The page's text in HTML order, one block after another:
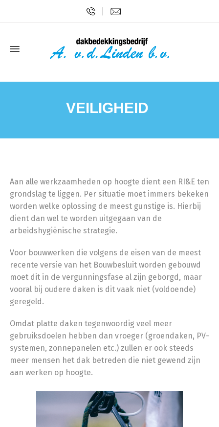
VEILIGHEID
Aan alle werkzaamheden op hoogte dient een RI&E ten
grondslag te liggen. Per situatie moet immers bekeken
worden welke oplossing de meest gunstige is. Hierbij
dient dan wel te worden uitgegaan van de
arbeidshygiënische strategie.
Voor bouwwerken die volgens de eisen van de meest
recente versie van het Bouwbesluit worden gebouwd
moet dit in de vergunningsfase al zijn geborgd, maar
vooral bij oudere daken is dit vaak niet (voldoende)
geregeld.
Omdat platte daken tegenwoordig veel meer
gebruiksdoelen hebben dan vroeger (groendaken, PV-
systemen, zonnepanelen etc.) zullen er ook steeds
meer mensen het dak betreden die niet gewend zijn
aan werken op hoogte.